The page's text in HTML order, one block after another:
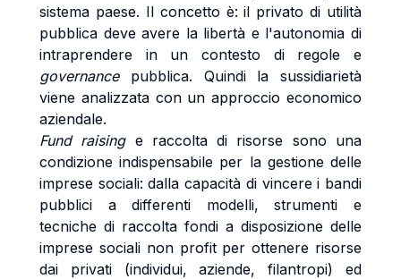
sistema paese. Il concetto è: il privato di utilità
pubblica deve avere la libertà e l'autonomia di
intraprendere in un contesto di regole e
governance pubblica. Quindi la sussidiarietà
viene analizzata con un approccio economico
aziendale.
Fund raisinge raccolta di risorse sono una
condizione indispensabile per la gestione delle
imprese sociali: dalla capacità di vincere i bandi
pubblici a differenti modelli, strumenti e
tecniche di raccolta fondi a disposizione delle
imprese sociali non profit per ottenere risorse
dai privati (individui, aziende, filantropi) ed